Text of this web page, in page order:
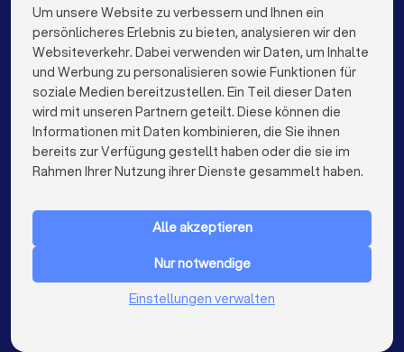
Energieberater in Hamburg
Energieberater in München
Energieberater in Köln
Energieberater in Frankfurt am Main
Energieberater in Stuttgart
Energieberater in Düsseldorf
Energieberater in Essen
Energieberater in Bremen
Energieberater in Nürnberg
Energieberater in Dresden
Die besten Unternehmen für Sie
info@trustlocal.de
FÜR PRIVATPERSONEN
Niederlande
Um unsere Website zu verbessern und Ihnen ein
persönlicheres Erlebnis zu bieten, analysieren wir den
Websiteverkehr. Dabei verwenden wir Daten, um Inhalte
und Werbung zu personalisieren sowie Funktionen für
soziale Medien bereitzustellen. Ein Teil dieser Daten
wird mit unseren Partnern geteilt. Diese können die
Informationen mit Daten kombinieren, die Sie ihnen
bereits zur Verfügung gestellt haben oder die sie im
Rahmen Ihrer Nutzung ihrer Dienste gesammelt haben.
Alle akzeptieren
Nur notwendige
Einstellungen verwalten